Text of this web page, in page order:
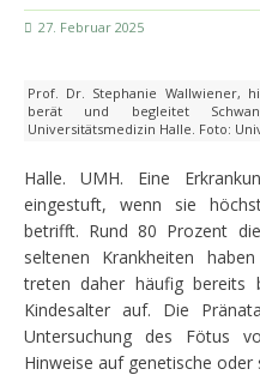
27. Februar 2025
Prof. Dr. Stephanie Wallwiener,
berät und begleitet
Universitätsmedizin Halle. Foto:
Halle. UMH. Eine
eingestuft, wenn sie
betrifft. Rund 80 Prozent
seltenen Krankheiten
treten daher häufig
Kindesalter auf. Die
Untersuchung des Fötus
Hinweise auf genetische